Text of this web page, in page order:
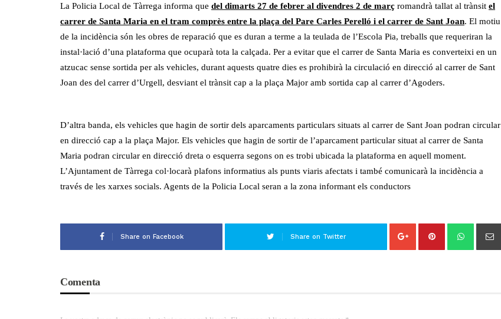
La Policia Local de Tàrrega informa que del dimarts 27 de febrer al divendres 2 de març romandrà tallat al trànsit el
carrer de Santa Maria en el tram comprès entre la plaça del Pare Carles Perelló i el carrer de Sant Joan. El motiu
de la incidència són les obres de reparació que es duran a terme a la teulada de l’Escola Pia, treballs que requeriran la
instal·lació d’una plataforma que ocuparà tota la calçada. Per a evitar que el carrer de Santa Maria es converteixi en un
atzucac sense sortida per als vehicles, durant aquests quatre dies es prohibirà la circulació en direcció al carrer de Sant
Joan des del carrer d’Urgell, desviant el trànsit cap a la plaça Major amb sortida cap al carrer d’Agoders.
D’altra banda, els vehicles que hagin de sortir dels aparcaments particulars situats al carrer de Sant Joan podran circular
en direcció cap a la plaça Major. Els vehicles que hagin de sortir de l’aparcament particular situat al carrer de Santa
Maria podran circular en direcció dreta o esquerra segons on es trobi ubicada la plataforma en aquell moment.
L’Ajuntament de Tàrrega col·locarà plafons informatius als punts viaris afectats i també comunicarà la incidència a
través de les xarxes socials. Agents de la Policia Local seran a la zona informant els conductors
Share on Facebook Share on Twitter
Comenta